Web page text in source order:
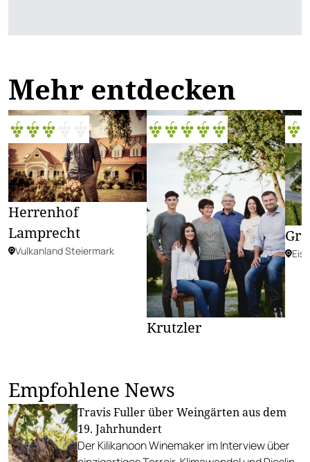
Mehr entdecken
Herrenhof
Lamprecht
Vulkanland Steiermark
Krutzler
Empfohlene News
Travis Fuller über Weingärten aus dem
19. Jahrhundert
Der Kilikanoon Winemaker im Interview über